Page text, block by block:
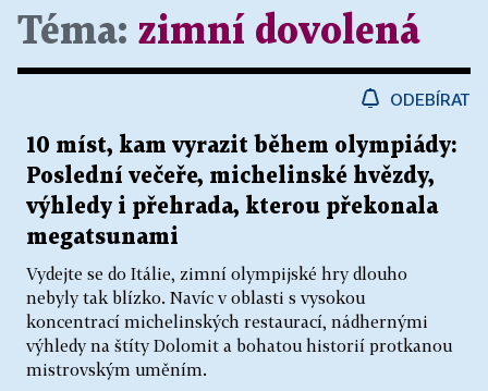
Téma: zimní dovolená
ODEBÍRAT
10 míst, kam vyrazit během olympiády:
Poslední večeře, michelinské hvězdy,
výhledy i přehrada, kterou překonala
megatsunami
Vydejte se do Itálie, zimní olympijské hry dlouho
nebyly tak blízko. Navíc v oblasti s vysokou
koncentrací michelinských restaurací, nádhernými
výhledy na štíty Dolomit a bohatou historií protkanou
mistrovským uměním.